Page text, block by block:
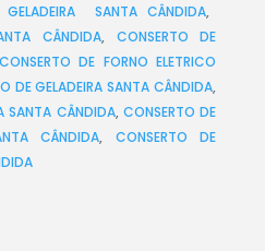
GELADEIRA SANTA CÂNDIDA,
CÂNDIDA, CONSERTO DE
CONSERTO DE FORNO ELETRICO
DE GELADEIRA SANTA CÂNDIDA,
SANTA CÂNDIDA, CONSERTO DE
CÂNDIDA, CONSERTO DE